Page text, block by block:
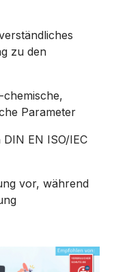
zu den
Parameter
EN ISO/IEC
vor, während